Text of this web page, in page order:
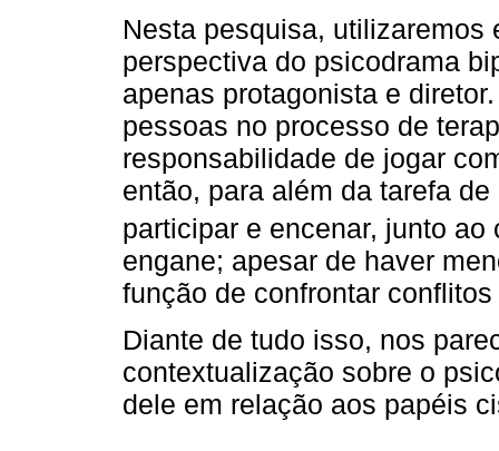
Nesta pesquisa, utilizaremos
perspectiva do psicodrama
apenas protagonista e
pessoas no processo de
responsabilidade de jogar
então, para além da tarefa
participar e encenar, junto ao
engane; apesar de haver
função de confrontar
Diante de tudo isso, nos
contextualização sobre o
dele em relação aos papéis